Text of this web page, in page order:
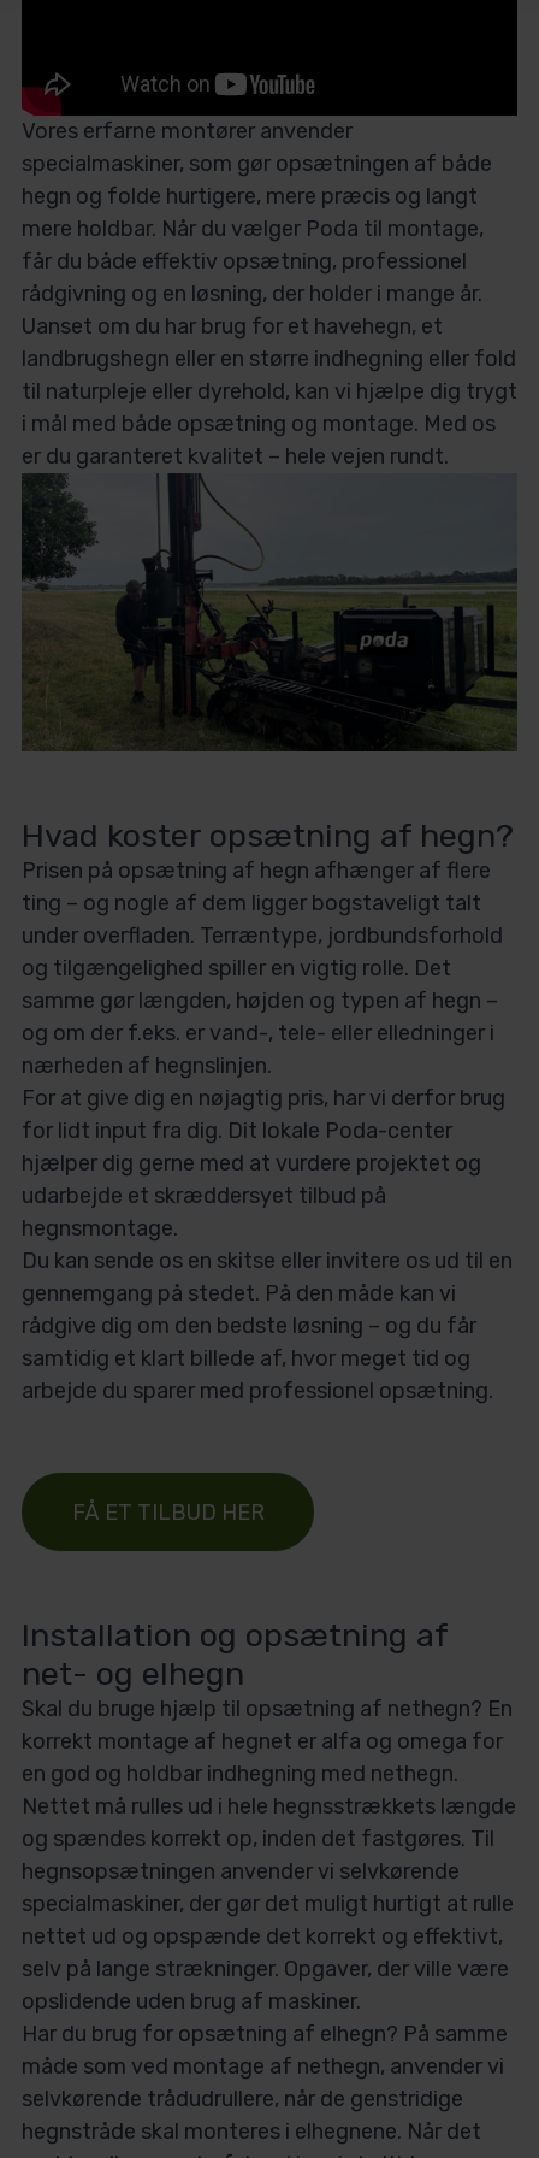
Vores erfarne montører anvender
specialmaskiner, som gør opsætningen af både
hegn og folde hurtigere, mere præcis og langt
mere holdbar. Når du vælger Poda til montage,
får du både effektiv opsætning, professionel
rådgivning og en løsning, der holder i mange år.
Uanset om du har brug for et havehegn, et
landbrugshegn eller en større indhegning eller fold
til naturpleje eller dyrehold, kan vi hjælpe dig trygt
i mål med både opsætning og montage. Med os
er du garanteret kvalitet – hele vejen rundt.
Hvad koster opsætning af hegn?
Prisen på opsætning af hegn afhænger af flere
ting – og nogle af dem ligger bogstaveligt talt
under overfladen. Terræntype, jordbundsforhold
og tilgængelighed spiller en vigtig rolle. Det
samme gør længden, højden og typen af hegn –
og om der f.eks. er vand-, tele- eller elledninger i
nærheden af hegnslinjen.
For at give dig en nøjagtig pris, har vi derfor brug
for lidt input fra dig. Dit lokale Poda-center
hjælper dig gerne med at vurdere projektet og
udarbejde et skræddersyet tilbud på
hegnsmontage.
Du kan sende os en skitse eller invitere os ud til en
gennemgang på stedet. På den måde kan vi
rådgive dig om den bedste løsning – og du får
samtidig et klart billede af, hvor meget tid og
arbejde du sparer med professionel opsætning.
FÅ ET TILBUD HER
Installation og opsætning af
net- og elhegn
Skal du bruge hjælp til opsætning af nethegn? En
korrekt montage af hegnet er alfa og omega for
en god og holdbar indhegning med nethegn.
Nettet må rulles ud i hele hegnsstrækkets længde
og spændes korrekt op, inden det fastgøres. Til
hegnsopsætningen anvender vi selvkørende
specialmaskiner, der gør det muligt hurtigt at rulle
nettet ud og opspænde det korrekt og effektivt,
selv på lange strækninger. Opgaver, der ville være
opslidende uden brug af maskiner.
Har du brug for opsætning af elhegn? På samme
måde som ved montage af nethegn, anvender vi
selvkørende trådudrullere, når de genstridige
hegnstråde skal monteres i elhegnene. Når det